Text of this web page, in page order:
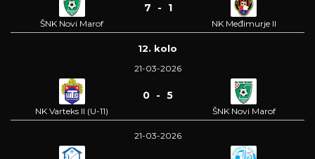
ŠNK Novi Marof
7 - 1
NK Međimurje II
12. kolo
21-03-2026
NK Varteks II (U-11)
0 - 5
ŠNK Novi Marof
21-03-2026